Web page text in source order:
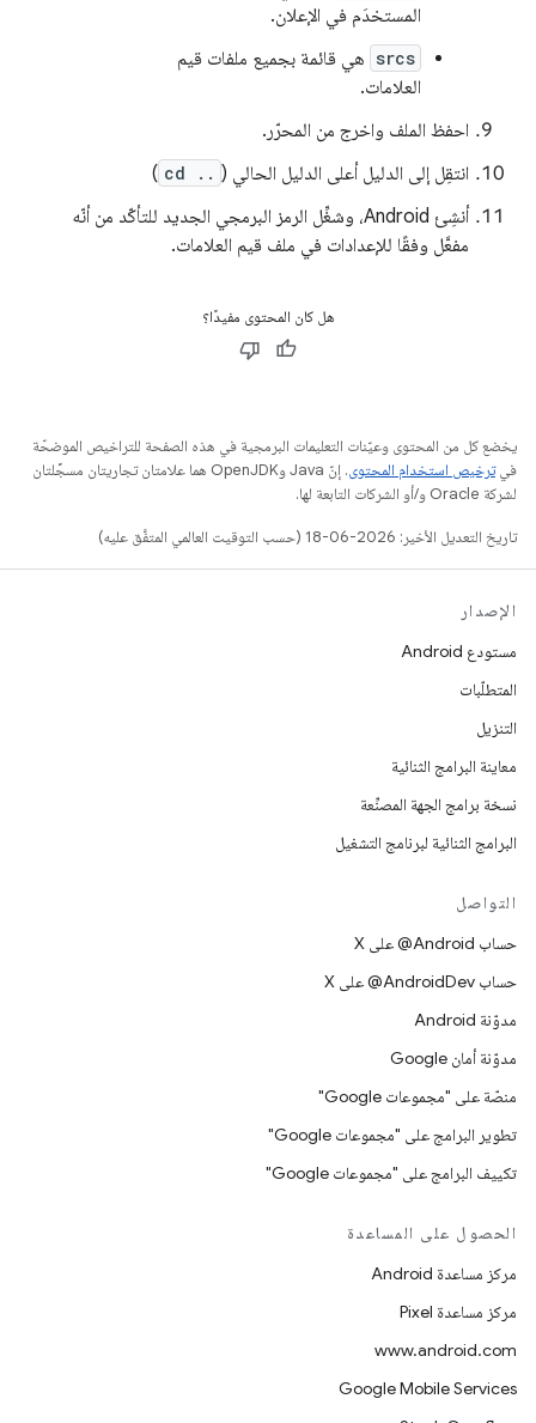
المستخدَم في الإعلان.
srcs هي قائمة بجميع ملفات قيم
العلامات.
احفظ الملف واخرج من المحرّر.
انتقِل إلى الدليل أعلى الدليل الحالي ( cd ..
)
أنشِئ Android، وشغِّل الرمز البرمجي الجديد للتأكّد من أنّه
مفعَّل وفقًا للإعدادات في ملف قيم العلامات.
هل كان المحتوى مفيدًا؟
يخضع كل من المحتوى وعيّنات التعليمات البرمجية في هذه الصفحة للتراخيص الموضحّة
فيترخيص استخدام المحتوى
. إنّ Java وOpenJDK هما علامتان تجاريتان مسجَّلتان
لشركة Oracle و/أو الشركات التابعة لها.
تاريخ التعديل الأخير: 2026-06-18 (حسب التوقيت العالمي المتفَّق عليه)
الإصدار
مستودع Android
المتطلّبات
التنزيل
معاينة البرامج الثنائية
نسخة برامج الجهة المصنِّعة
البرامج الثنائية لبرنامج التشغيل
التواصل
حساب ‎@Android على X
حساب ‎@AndroidDev على X
مدوّنة Android
مدوّنة أمان Google
منصّة على "مجموعات Google"
تطوير البرامج على "مجموعات Google"
تكييف البرامج على "مجموعات Google"
الحصول على المساعدة
مركز مساعدة Android
مركز مساعدة Pixel
www.android.com
Google Mobile Services